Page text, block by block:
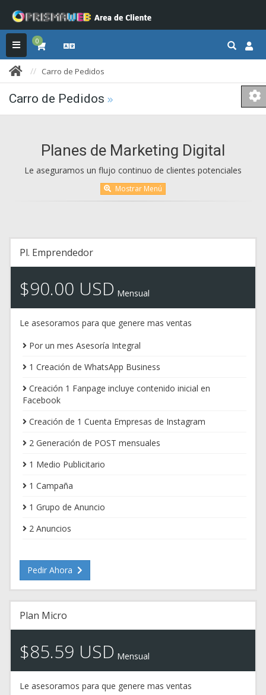
0
Carro de Pedidos
Carro de Pedidos
Planes de Marketing Digital
Le aseguramos un flujo continuo de clientes potenciales
Mostrar Menú
Pl. Emprendedor
$90.00 USD Mensual
Le asesoramos para que genere mas ventas
Por un mes Asesoría Integral
1 Creación de WhatsApp Business
Creación 1 Fanpage incluye contenido inicial en
Facebook
Creación de 1 Cuenta Empresas de Instagram
2 Generación de POST mensuales
1 Medio Publicitario
1 Campaña
1 Grupo de Anuncio
2 Anuncios
Pedir Ahora
Plan Micro
$85.59 USD Mensual
Le asesoramos para que genere mas ventas